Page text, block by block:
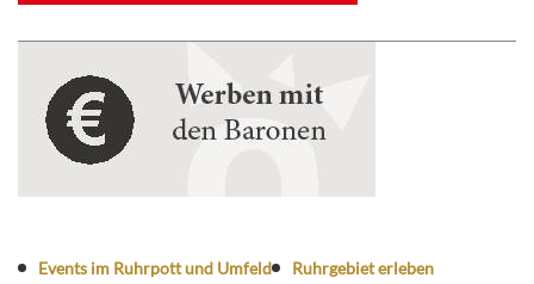
Events im Ruhrpott und Umfeld Ruhrgebiet erleben